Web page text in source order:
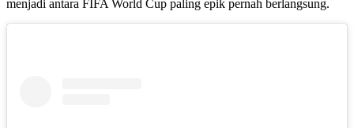
menjadi antara FIFA World Cup paling epik pernah berlangsung.